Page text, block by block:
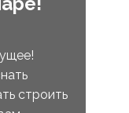
строить